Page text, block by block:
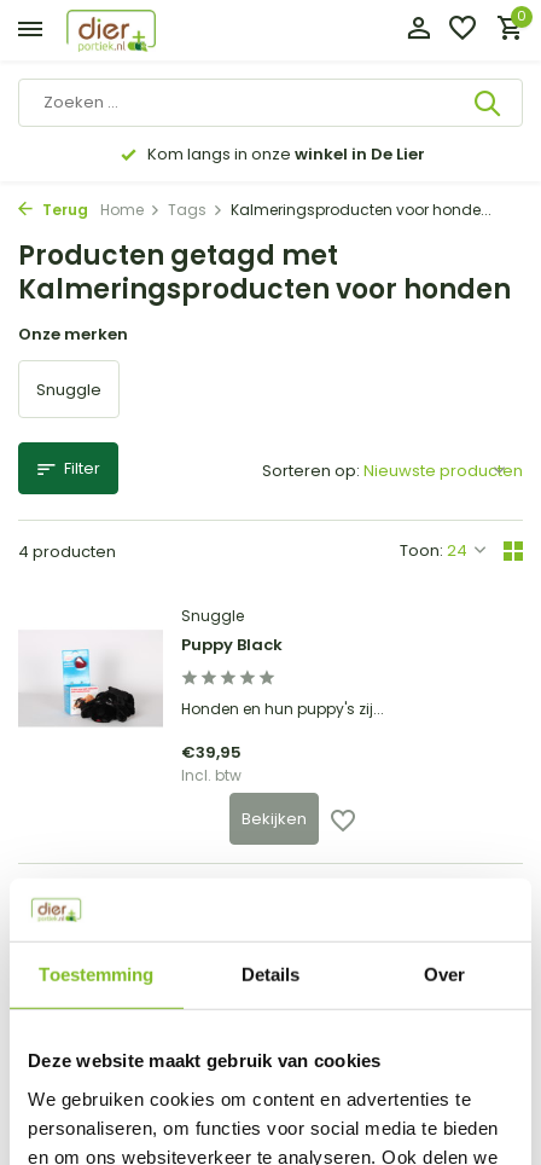
Toestemming Details Over
Deze website maakt gebruik van cookies
We gebruiken cookies om content en advertenties te
personaliseren, om functies voor social media te bieden
en om ons websiteverkeer te analyseren. Ook delen we
0
Kom langs in onze winkel in De Lier
Terug Home Tags Kalmeringsproducten voor honde...
Producten getagd met
Kalmeringsproducten voor honden
Onze merken
Snuggle
Filter
4 producten Toon:
Sorteren op:
Snuggle
Puppy Black
Honden en hun puppy's zij...
€39,95
Incl. btw
Bekijken
Incl. btw